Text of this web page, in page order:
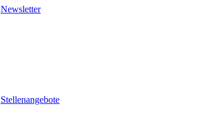
Newsletter
Stellenangebote